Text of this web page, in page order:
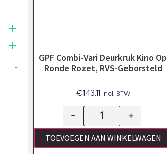
-
GPF Combi-Vari Deurkruk Kino Op
Ronde Rozet, RVS-Geborsteld
€143.11 Incl. BTW
- +
TOEVOEGEN AAN WINKELWAGEN